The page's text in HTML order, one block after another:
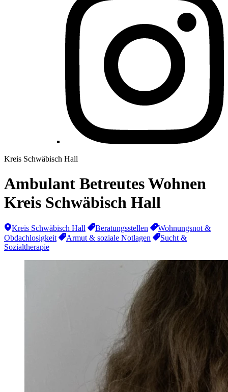
Kreis Schwäbisch Hall
Ambulant Betreutes Wohnen
Kreis Schwäbisch Hall
Kreis Schwäbisch Hall Beratungsstellen
Wohnungsnot &
Obdachlosigkeit
Armut & soziale Notlagen
Sucht &
Sozialtherapie